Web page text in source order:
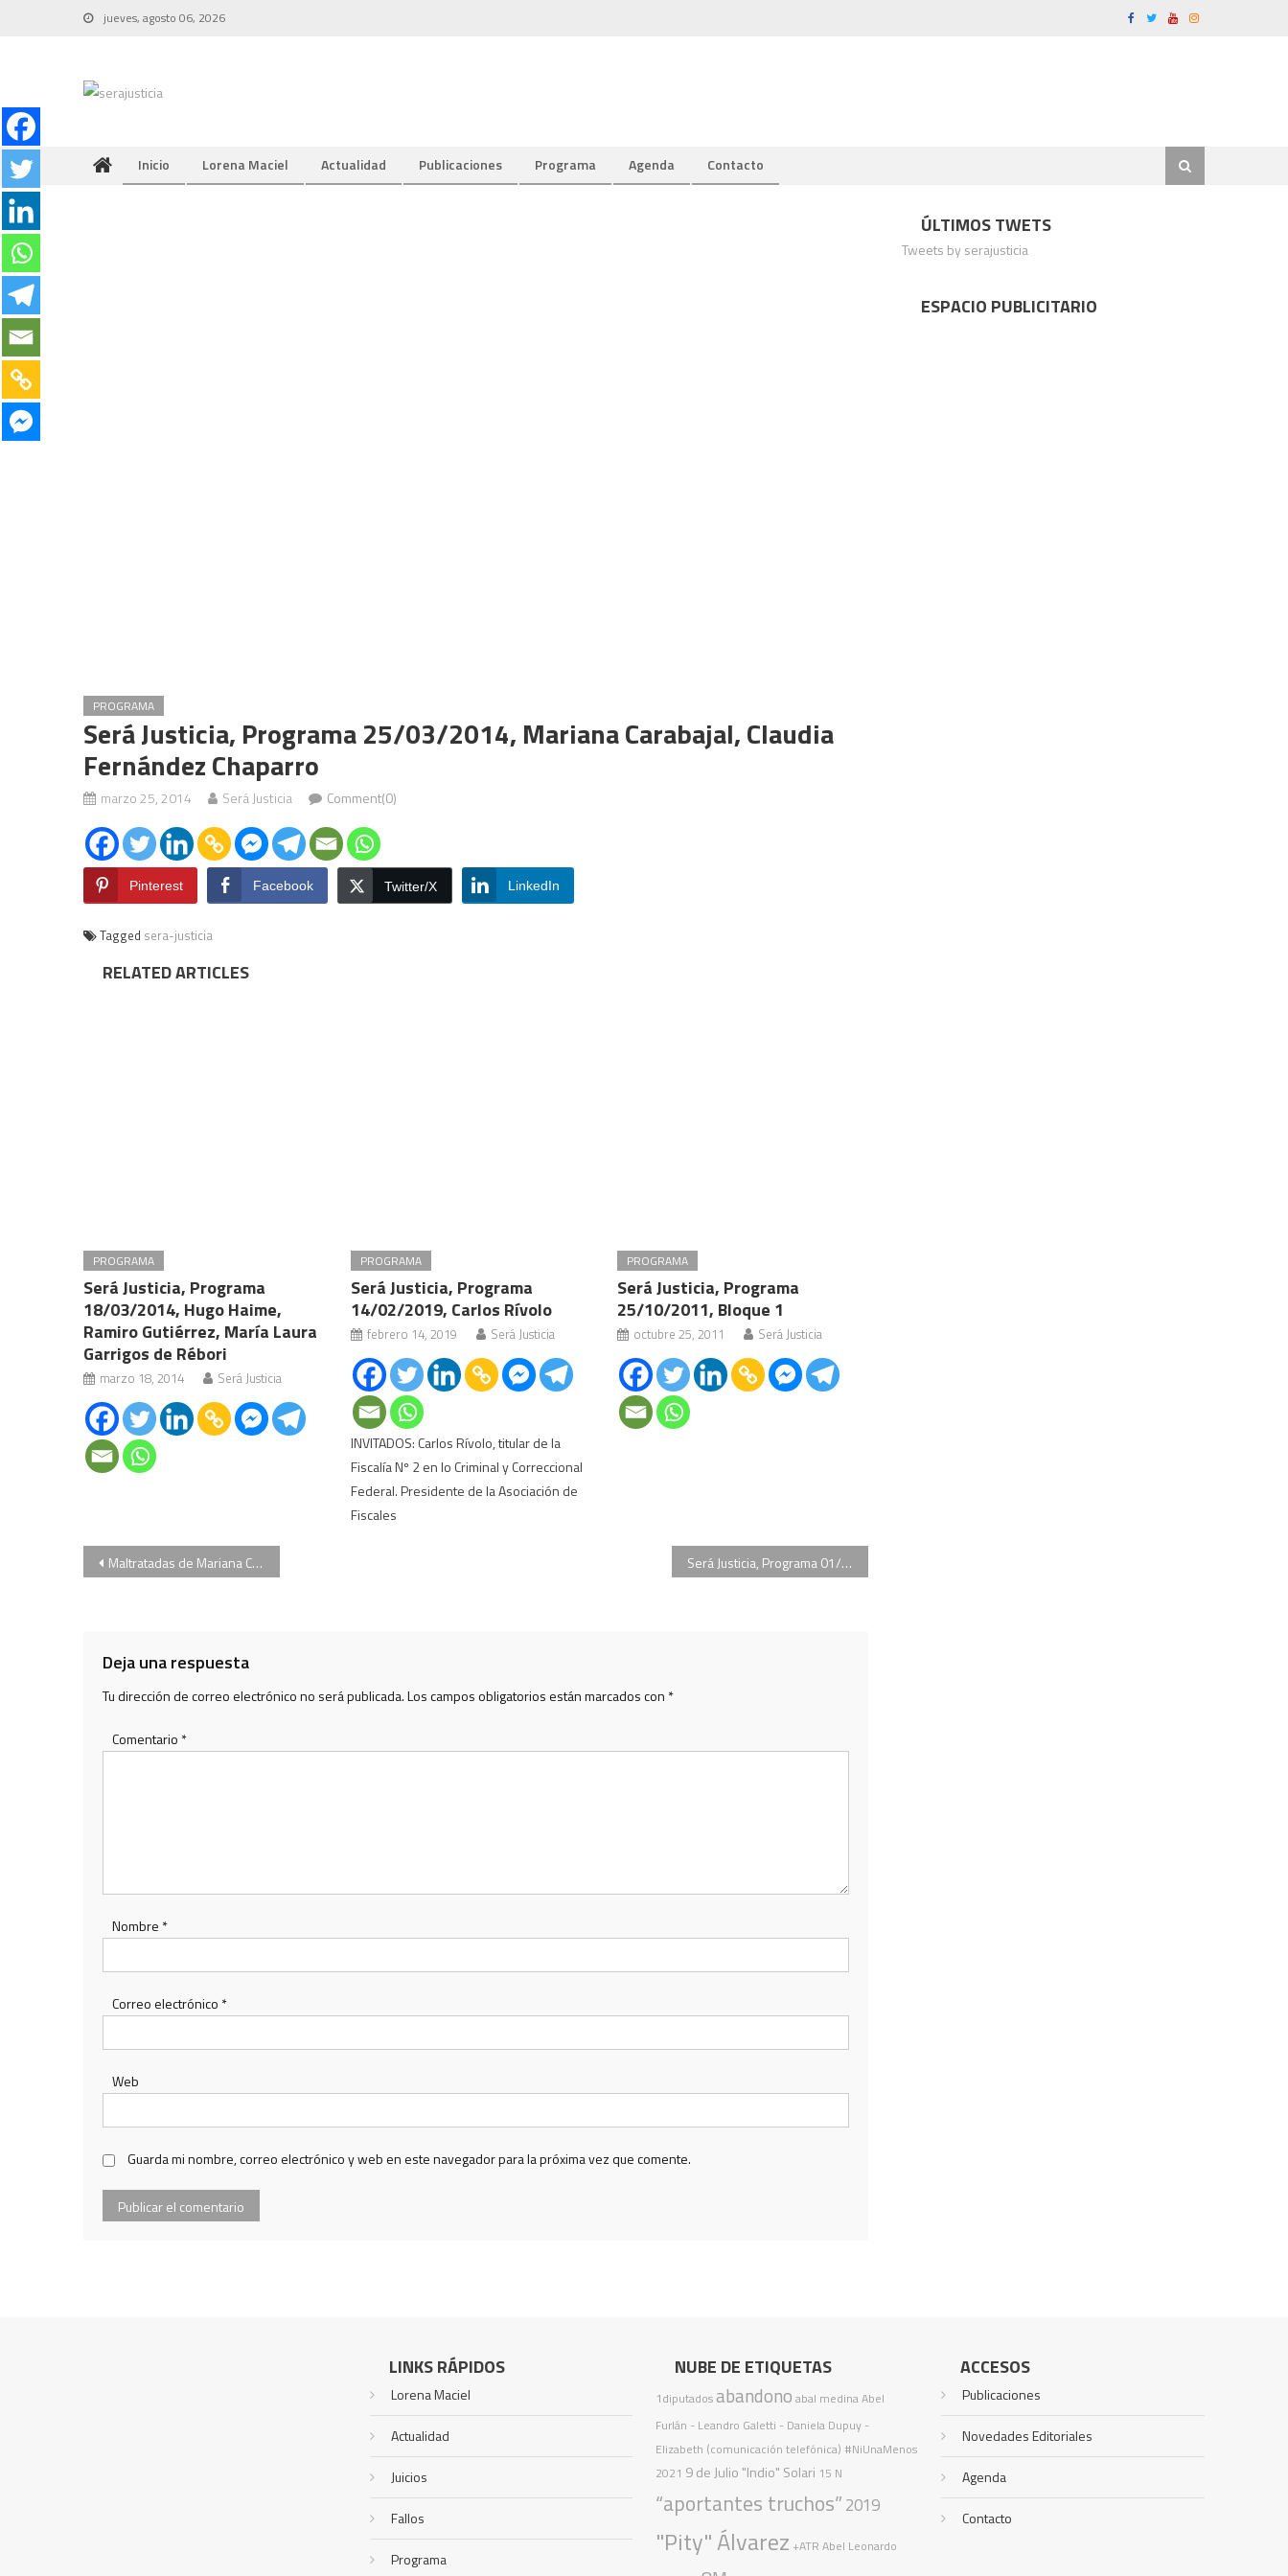
jueves, agosto 06, 2026
Inicio Lorena Maciel Actualidad Publicaciones Programa Agenda Contacto
PROGRAMA
Será Justicia, Programa 25/03/2014, Mariana Carabajal, Claudia
Fernández Chaparro
marzo 25, 2014 Será Justicia Comment(0)
Pinterest Facebook Twitter/X LinkedIn
Tagged sera-justicia
RELATED ARTICLES
PROGRAMA
Será Justicia, Programa
18/03/2014, Hugo Haime,
Ramiro Gutiérrez, María Laura
Garrigos de Rébori
marzo 18, 2014 Será Justicia
PROGRAMA
Será Justicia, Programa
14/02/2019, Carlos Rívolo
febrero 14, 2019 Será Justicia
INVITADOS: Carlos Rívolo, titular de la
Fiscalía Nº 2 en lo Criminal y Correccional
Federal. Presidente de la Asociación de
Fiscales
PROGRAMA
Será Justicia, Programa
25/10/2011, Bloque 1
octubre 25, 2011 Será Justicia
Navegación
Maltratadas de Mariana Carbajal Será Justicia, Programa 01/04/2014, Martín Berasategui Hundayn, Mabel Méndez, Luis Federico Arias
Deja una respuesta
Tu dirección de correo electrónico no será publicada.Los campos obligatorios están marcados con *
Comentario *
Nombre *
Correo electrónico *
Web
Guarda mi nombre, correo electrónico y web en este navegador para la próxima vez que comente.
ÚLTIMOS TWETS
Tweets by serajusticia
ESPACIO PUBLICITARIO
LINKS RÁPIDOS
Lorena Maciel
Actualidad
Juicios
Fallos
Programa
NUBE DE ETIQUETAS
1diputadosabandono abal medinaAbel
Furlán - Leandro Galetti - Daniela Dupuy -
Elizabeth (comunicación telefónica) #NiUnaMenos
2021 9 de Julio "Indio" Solari 15 N
“aportantes truchos”2019
"Pity" Álvarez +ATR Abel Leonardo
ACCESOS
Publicaciones
Novedades Editoriales
Agenda
Contacto